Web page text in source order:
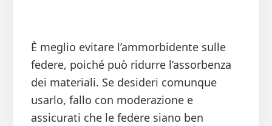
È meglio evitare l’ammorbidente sulle
federe, poiché può ridurre l’assorbenza
dei materiali. Se desideri comunque
usarlo, fallo con moderazione e
assicurati che le federe siano ben